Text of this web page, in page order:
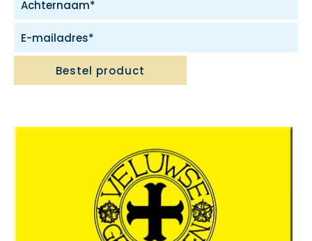
Bestel product